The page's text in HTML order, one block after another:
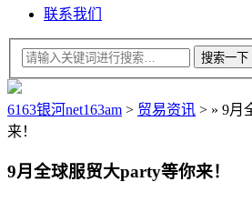
联系我们
6163银河net163am > 贸易资讯 > » 9月
来！
9月全球服贸大party等你来！